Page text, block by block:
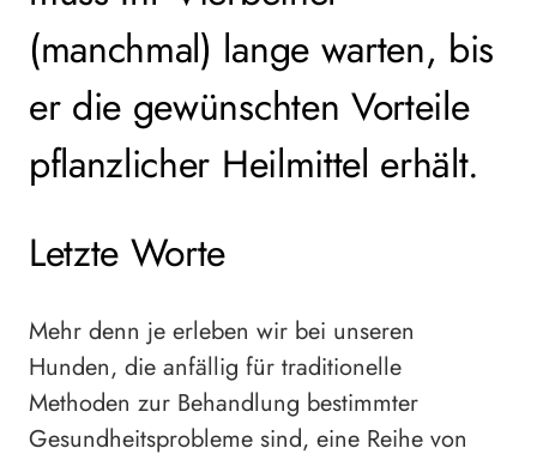
(manchmal) lange warten, bis
er die gewünschten Vorteile
pflanzlicher Heilmittel erhält.
Letzte Worte
Mehr denn je erleben wir bei unseren
Hunden, die anfällig für traditionelle
Methoden zur Behandlung bestimmter
Gesundheitsprobleme sind, eine Reihe von